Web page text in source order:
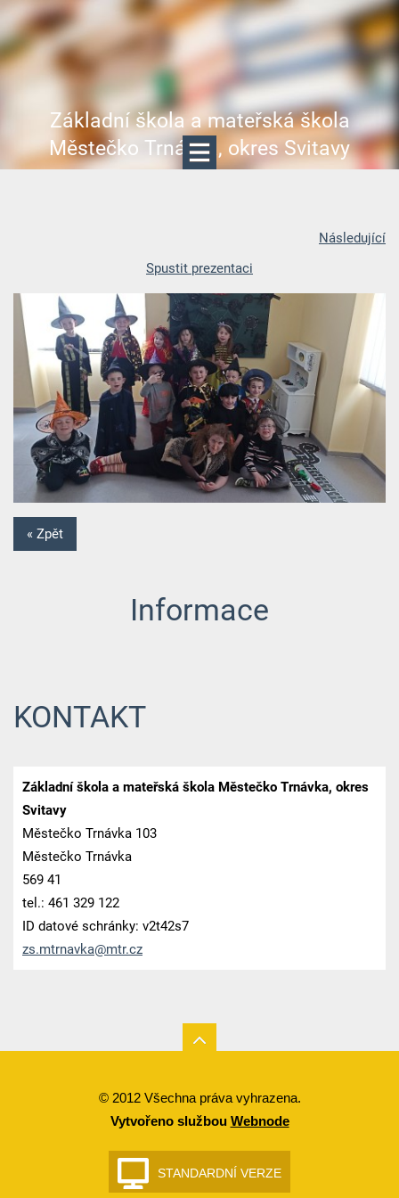
Základní škola a mateřská škola
Městečko Trnávka, okres Svitavy
Následující
Spustit prezentaci
« Zpět
Informace
KONTAKT
Základní škola a mateřská škola Městečko Trnávka, okres
Svitavy
Městečko Trnávka 103
Městečko Trnávka
569 41
tel.: 461 329 122
ID datové schránky: v2t42s7
zs.mtrnavka@mtr.cz
© 2012 Všechna práva vyhrazena.
Vytvořeno službou Webnode
STANDARDNÍ VERZE